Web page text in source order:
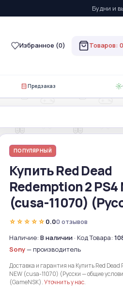
Будни и
Избранное (0) Товаров:
Предзаказ
ПОПУЛЯРНЫЙ
Купить Red Dead
Redemption 2 PS4
(cusa-11070)
☆☆☆☆☆ 0.00 отзывов
Наличие: В наличии · Код Товара:
Sony— производитель
Доставка и гарантия на Купить Red Dead
NEW (cusa-11070) (Русски — общие
(GameNSK).Уточнить у нас.